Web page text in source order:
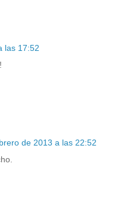
las 17:52
de 2013 a las 22:52